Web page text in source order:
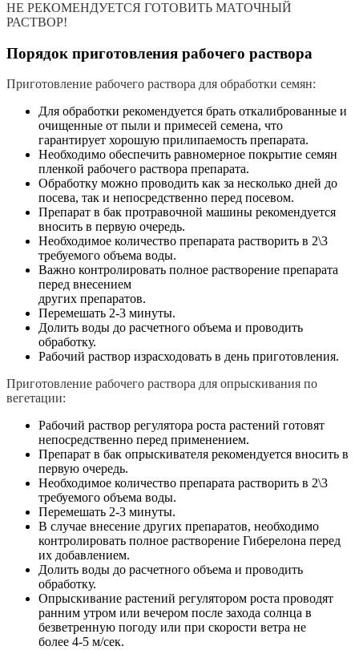
НЕ РЕКОМЕНДУЕТСЯ ГОТОВИТЬ МАТОЧНЫЙ
РАСТВОР!
Порядок приготовления рабочего раствора
Приготовление рабочего раствора для обработки семян:
Для обработки рекомендуется брать откалиброванные и
очищенные от пыли и примесей семена, что
гарантирует хорошую прилипаемость препарата.
Необходимо обеспечить равномерное покрытие семян
пленкой рабочего раствора препарата.
Обработку можно проводить как за несколько дней до
посева, так и непосредственно перед посевом.
Препарат в бак протравочной машины рекомендуется
вносить в первую очередь.
Необходимое количество препарата растворить в 2\3
требуемого объема воды.
Важно контролировать полное растворение препарата
перед внесением
других препаратов.
Перемешать 2-3 минуты.
Долить воды до расчетного объема и проводить
обработку.
Рабочий раствор израсходовать в день приготовления.
Приготовление рабочего раствора для опрыскивания по
вегетации:
Рабочий раствор регулятора роста растений готовят
непосредственно перед применением.
Препарат в бак опрыскивателя рекомендуется вносить в
первую очередь.
Необходимое количество препарата растворить в 2\3
требуемого объема воды.
Перемешать 2-3 минуты.
В случае внесение других препаратов, необходимо
контролировать полное растворение Гиберелона перед
их добавлением.
Долить воды до расчетного объема и проводить
обработку.
Опрыскивание растений регулятором роста проводят
ранним утром или вечером после захода солнца в
безветренную погоду или при скорости ветра не
более 4-5 м/сек.